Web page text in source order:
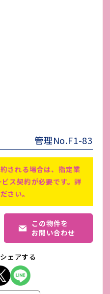
にてゴミ袋（30枚入り）
管理No.F1-83
される場合は、指定業
ス契約が必要です。詳
さい。
この物件を
お問い合わせ
ェアする